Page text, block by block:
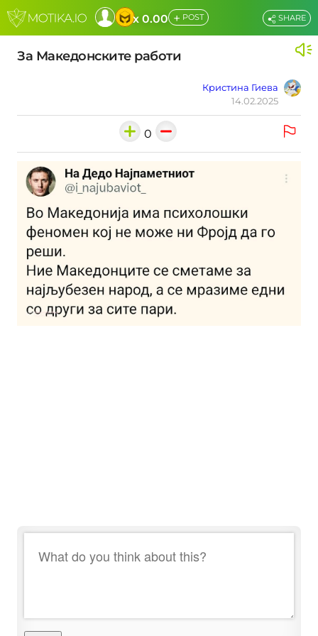
x 0.00 + POST
За Македонските работи
Кристина Гиева
14.02.2025
SHARE
0